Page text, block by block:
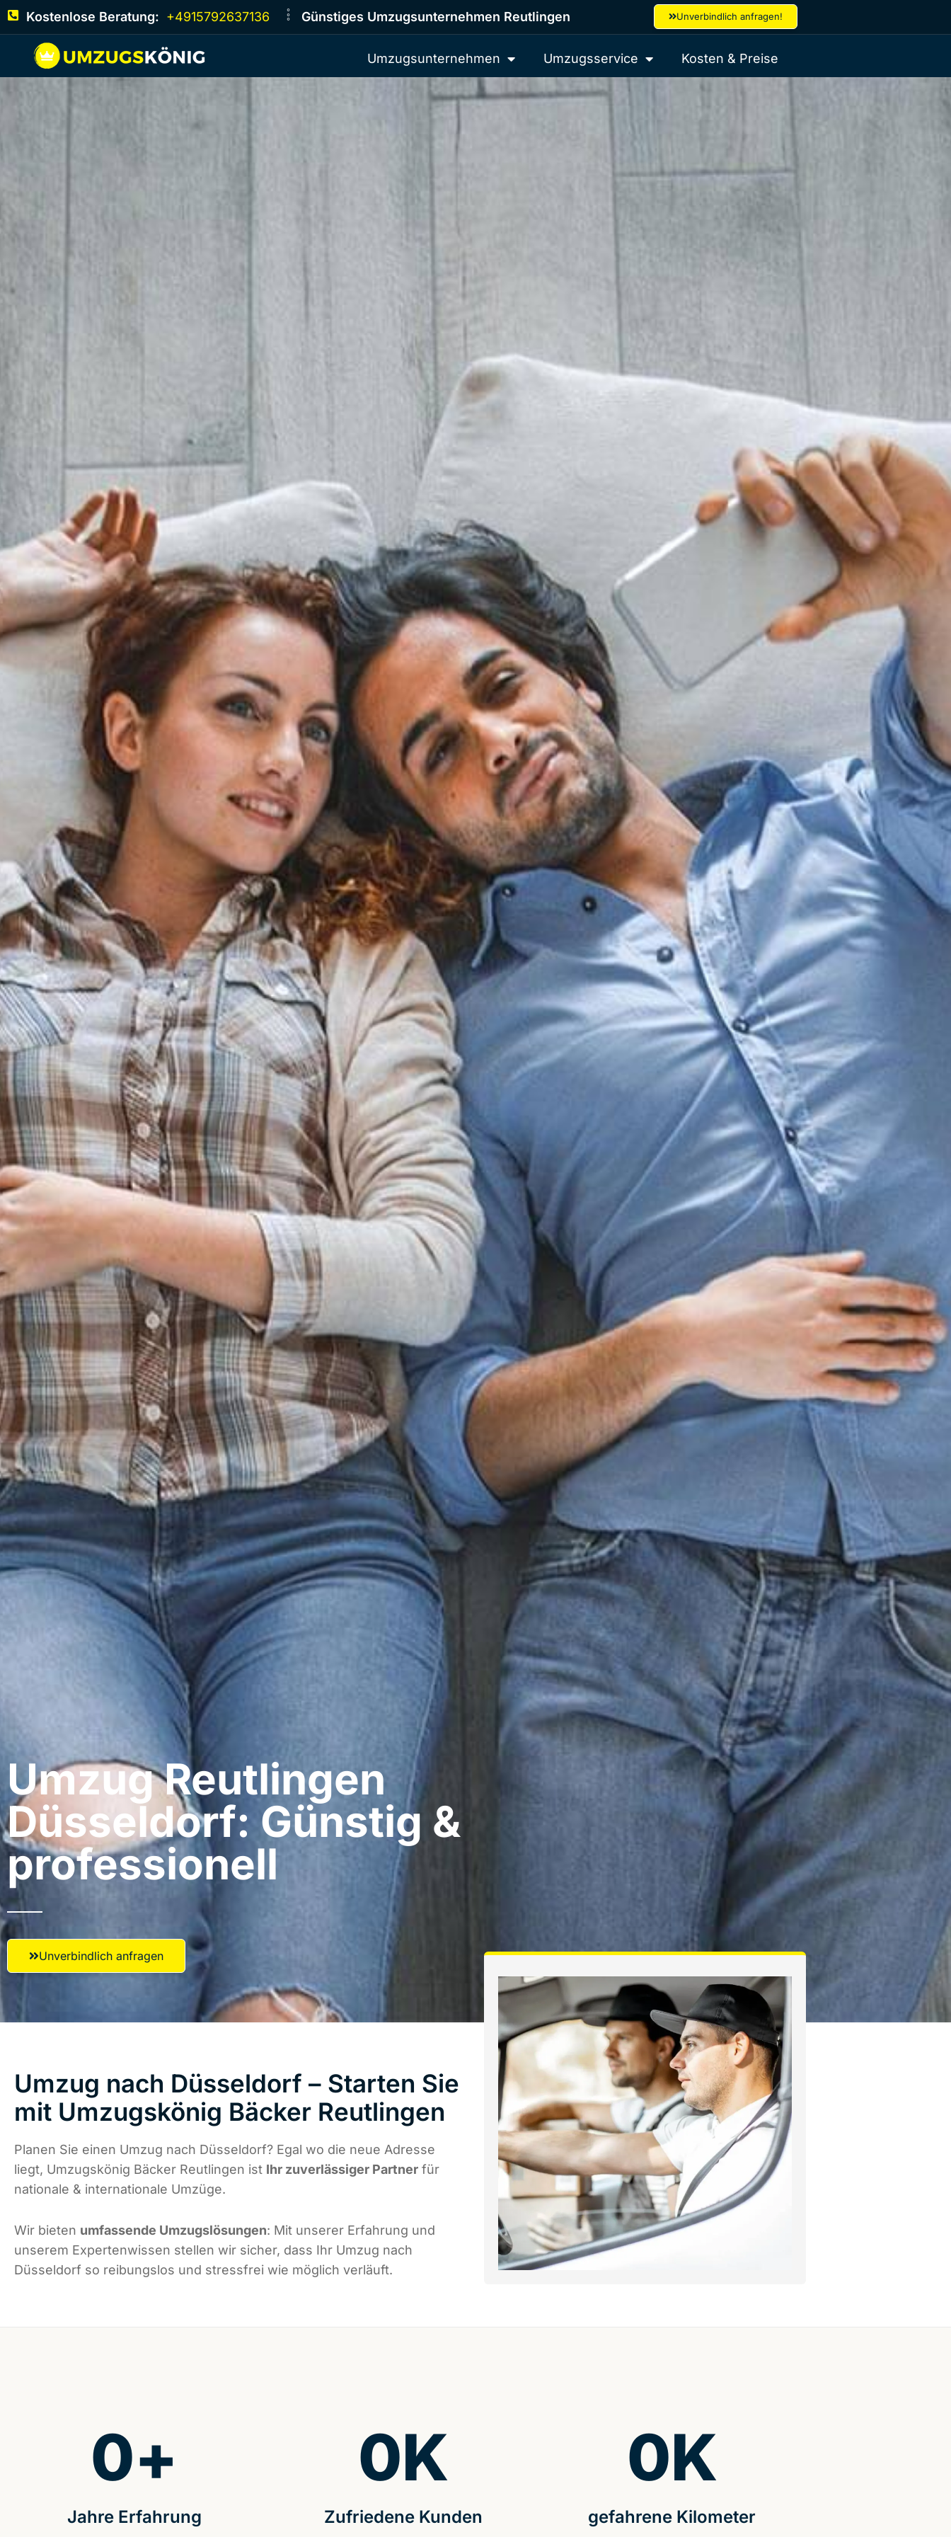
Kostenlose Beratung: +4915792637136 Günstiges Umzugsunternehmen Reutlingen Unverbindlich anfragen!
Umzugsunternehmen Umzugsservice Kosten & Preise
Umzug Reutlingen​
Düsseldorf: Günstig &
professionell​
Unverbindlich anfragen
Umzug nach Düsseldorf – Starten Sie
mit Umzugskönig Bäcker Reutlingen
Planen Sie einen Umzug nach Düsseldorf? Egal wo die neue Adresse
liegt, Umzugskönig Bäcker Reutlingen ist Ihr zuverlässiger Partner für
nationale & internationale Umzüge.
Wir bieten umfassende Umzugslösungen: Mit unserer Erfahrung und
unserem Expertenwissen stellen wir sicher, dass Ihr Umzug nach
Düsseldorf so reibungslos und stressfrei wie möglich verläuft.
Jahre Erfahrung
0+
Zufriedene Kunden
0K
gefahrene Kilometer
0K